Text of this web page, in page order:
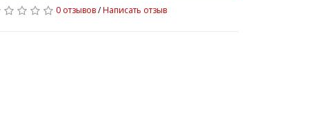
0 отзывов/Написать отзыв